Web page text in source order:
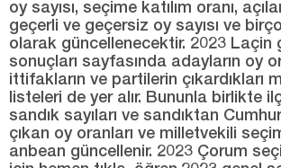
oy sayısı, seçime katılım oranı,
geçerli ve geçersiz oy sayısı ve
olarak güncellenecektir. 2023 Laçin
sonuçları sayfasında adayların oy
ittifakların ve partilerin çıkardıkları
listeleri de yer alır. Bununla birlikte
sandık sayıları ve sandıktan
çıkan oy oranları ve milletvekili
anbean güncellenir. 2023 Çorum